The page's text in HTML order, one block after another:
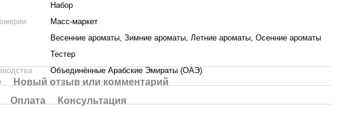
Набор
Масс-маркет
Весенние ароматы, Зимние ароматы, Летние ароматы, Осенние ароматы
Тестер
Объединённые Арабские Эмираты (ОАЭ)
Новый отзыв или комментарий
Оплата Консультация